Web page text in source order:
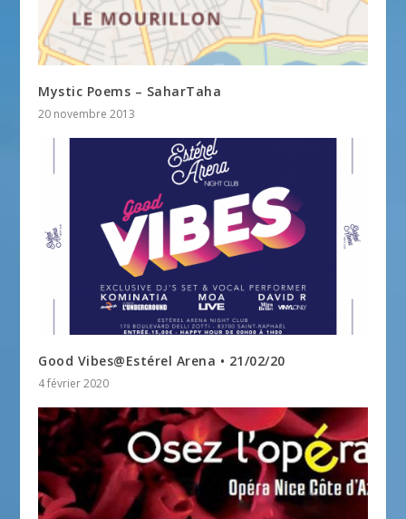
Mystic Poems – SaharTaha
20 novembre 2013
Good Vibes@Estérel Arena • 21/02/20
4 février 2020